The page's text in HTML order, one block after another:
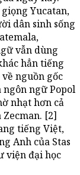
Yucatan,
dân sinh sống
vẫn dùng
hẳn tiếng
nguồn gốc
ngôn ngữ Popol
nhạt hơn cả
[2]
tiếng Việt,
Anh của Stas
viện đại học